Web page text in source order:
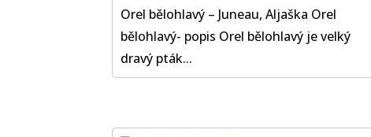
Orel bělohlavý – Juneau, Aljaška Orel
bělohlavý- popis Orel bělohlavý je velký
dravý pták...